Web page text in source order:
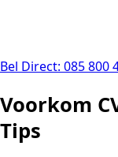
Bel Direct: 085 800
Voorkom
Tips